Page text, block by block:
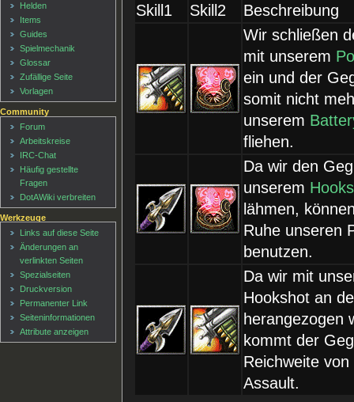
Skill1 Skill2
Beschreibung
Wir schließen
mit unserem
ein und der
somit nicht
unserem
fliehen.
Da wir den
unserem
lähmen,
Ruhe unseren
benutzen.
Da wir mit
Hookshot an
herangezogen
kommt der
Reichweite
Assault.
Helden
Items
Guides
Spielmechanik
Glossar
Zufällige Seite
Vorlagen
Community
Forum
Arbeitskreise
IRC-Chat
Häufig gestellte
Fragen
DotAWiki verbreiten
Werkzeuge
Links auf diese Seite
Änderungen an
verlinkten Seiten
Spezialseiten
Druckversion
Permanenter Link
Seiten­informationen
Attribute anzeigen